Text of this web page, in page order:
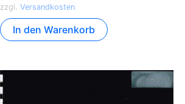
zzgl. Versandkosten
In den Warenkorb